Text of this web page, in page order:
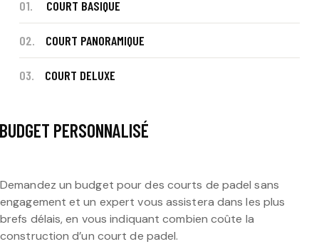
01. COURT BASIQUE
02. COURT PANORAMIQUE
03. COURT DELUXE
BUDGET PERSONNALISÉ
Demandez un budget pour des courts de padel sans
engagement et un expert vous assistera dans les plus
brefs délais, en vous indiquant combien coûte la
construction d’un court de padel.